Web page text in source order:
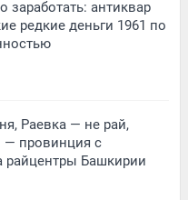
заработать: антиквар
редкие деньги 1961 по
Раевка — не рай,
провинция с
райцентры Башкирии